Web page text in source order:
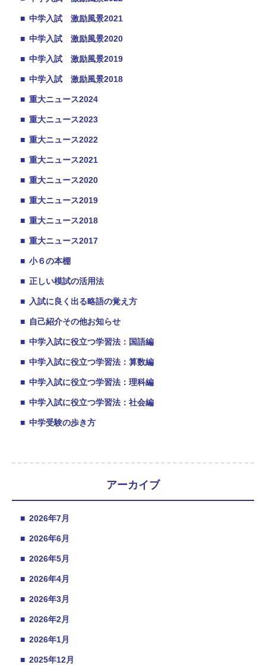
■ 中学入試 激励風景2021
■ 中学入試 激励風景2020
■ 中学入試 激励風景2019
■ 中学入試 激励風景2018
■ 重大ニュース2024
■ 重大ニュース2023
■ 重大ニュース2022
■ 重大ニュース2021
■ 重大ニュース2020
■ 重大ニュース2019
■ 重大ニュース2018
■ 重大ニュース2017
■ 小６の本棚
■ 正しい模試の活用法
■ 入試に良く出る略語の覚え方
■ 自己紹介その他お知らせ
■ 中学入試に役立つ学習法：国語編
■ 中学入試に役立つ学習法：算数編
■ 中学入試に役立つ学習法：理科編
■ 中学入試に役立つ学習法：社会編
■ 中学受験の歩き方
アーカイブ
■ 2026年7月
■ 2026年6月
■ 2026年5月
■ 2026年4月
■ 2026年3月
■ 2026年2月
■ 2026年1月
■ 2025年12月